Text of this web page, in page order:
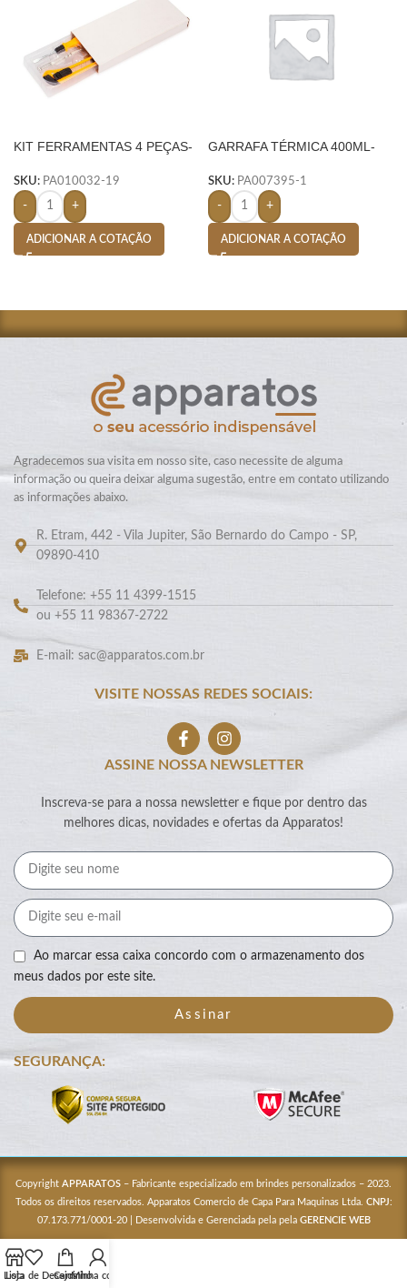
KIT FERRAMENTAS 4 PEÇAS-
SKU: PA010032-19
- +
ADICIONAR A COTAÇÃO
GARRAFA TÉRMICA 400ML-
SKU: PA007395-1
- +
ADICIONAR A COTAÇÃO
Agradecemos sua visita em nosso site, caso necessite de alguma
informação ou queira deixar alguma sugestão, entre em contato utilizando
as informações abaixo.
R. Etram, 442 - Vila Jupiter, São Bernardo do Campo - SP,
09890-410
Telefone: +55 11 4399-1515
ou +55 11 98367-2722
E-mail: sac@apparatos.com.br
VISITE NOSSAS REDES SOCIAIS:
ASSINE NOSSA NEWSLETTER
Inscreva-se para a nossa newsletter e fique por dentro das
melhores dicas, novidades e ofertas da Apparatos!
Ao marcar essa caixa concordo com o armazenamento dos
meus dados por este site.
Assinar
SEGURANÇA:
Copyright APPARATOS – Fabricante especializado em brindes personalizados – 2023.
Todos os direitos reservados. Apparatos Comercio de Capa Para Maquinas Ltda. CNPJ:
07.173.771/0001-20 | Desenvolvida e Gerenciada pela pela GERENCIE WEB
Loja
Lista de Desejos
CarrinhoMinha conta